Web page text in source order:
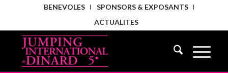
BENEVOLES
SPONSORS & EXPOSANTS
ACTUALITES